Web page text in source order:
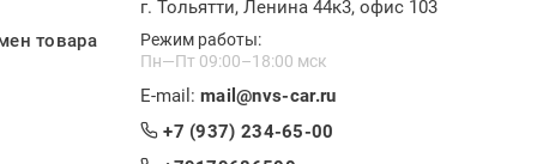
товара
г. Тольятти, Ленина 44к3, офис 103
Режим работы:
Пн—Пт 09:00–18:00 мск
E-mail: mail@nvs-car.ru
+7 (937) 234-65-00